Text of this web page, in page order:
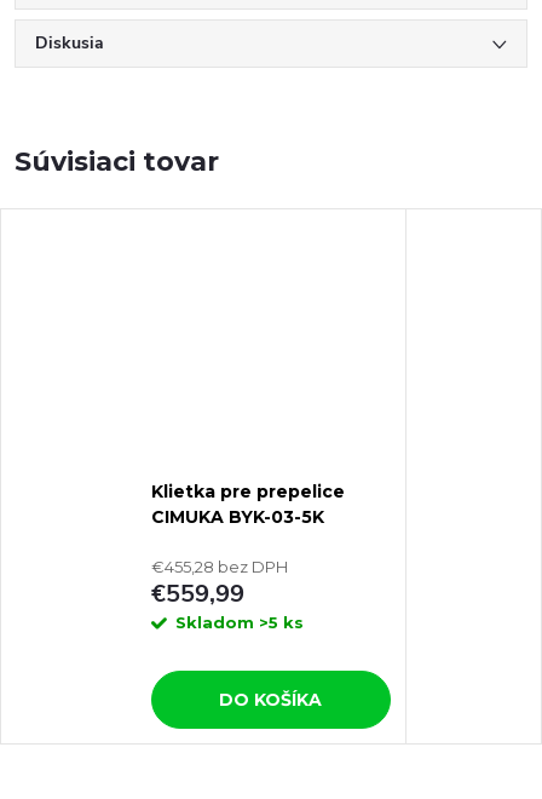
Diskusia
Súvisiaci tovar
Klietka pre prepelice
CIMUKA BYK-03-5K
€455,28 bez DPH
€559,99
Skladom >5 ks
DO KOŠÍKA